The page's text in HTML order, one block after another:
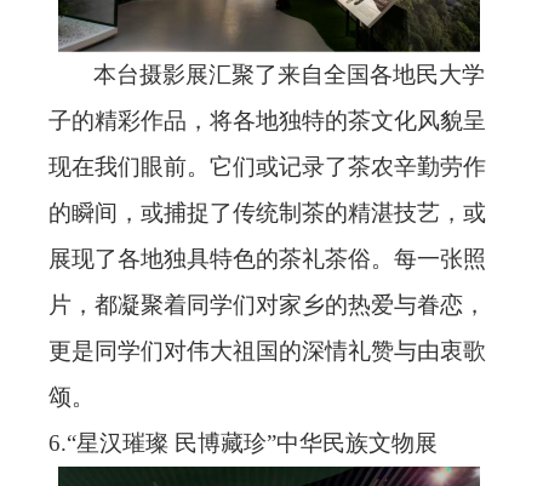
本台摄影展汇聚了来自全国各地民大学
子的精彩作品，将各地独特的茶文化风貌呈
现在我们眼前。它们或记录了茶农辛勤劳作
的瞬间，或捕捉了传统制茶的精湛技艺，或
展现了各地独具特色的茶礼茶俗。每一张照
片，都凝聚着同学们对家乡的热爱与眷恋，
更是同学们对伟大祖国的深情礼赞与由衷歌
颂。
6.“星汉璀璨 民博藏珍”中华民族文物展